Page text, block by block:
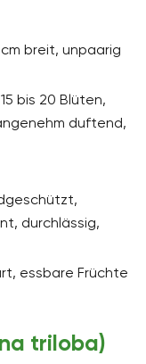
breit, unpaarig
bis 20 Blüten,
duftend,
durchlässig,
essbare Früchte
triloba)